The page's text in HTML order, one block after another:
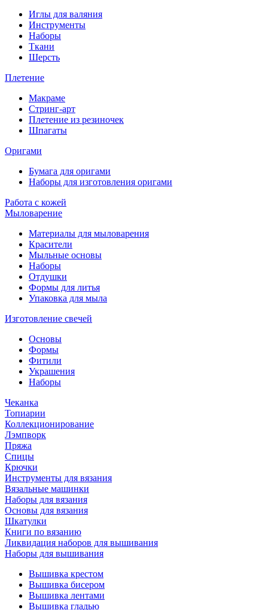
Иглы для валяния
Инструменты
Наборы
Ткани
Шерсть
Плетение
Макраме
Стринг-арт
Плетение из резиночек
Шпагаты
Оригами
Бумага для оригами
Наборы для изготовления оригами
Работа с кожей
Мыловарение
Материалы для мыловарения
Красители
Мыльные основы
Наборы
Отдушки
Формы для литья
Упаковка для мыла
Изготовление свечей
Основы
Формы
Фитили
Украшения
Наборы
Чеканка
Топиарии
Коллекционирование
Лэмпворк
Пряжа
Спицы
Крючки
Инструменты для вязания
Вязальные машинки
Наборы для вязания
Основы для вязания
Шкатулки
Книги по вязанию
Ликвидация наборов для вышивания
Наборы для вышивания
Вышивка крестом
Вышивка бисером
Вышивка лентами
Вышивка гладью